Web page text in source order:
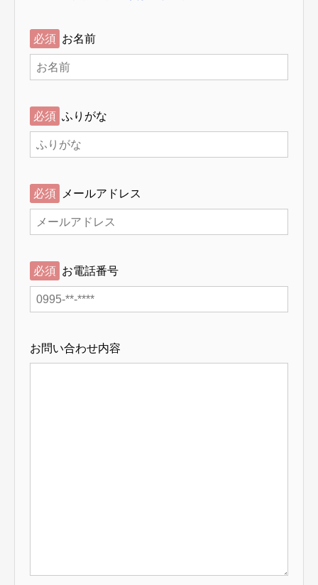
必須 お名前
必須 ふりがな
必須 メールアドレス
必須 お電話番号
お問い合わせ内容